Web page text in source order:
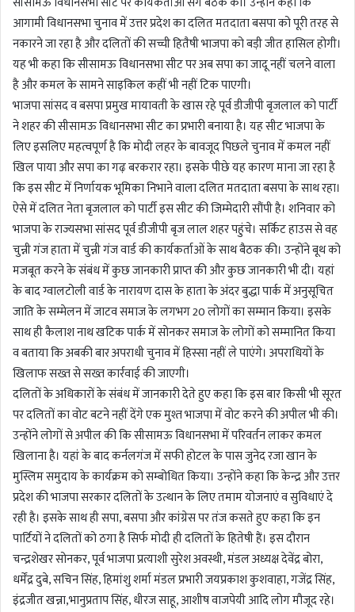
a
i
l
आगामी विधानसभा चुनाव में उत्तर प्रदेश का दलित मतदाता बसपा को पूरी तरह से
नकारने जा रहा है और दलितों की सच्ची हितैषी भाजपा को बड़ी जीत हासिल होगी।
यह भी कहा कि सीसामऊ विधानसभा सीट पर अब सपा का जादू नहीं चलने वाला
है और कमल के सामने साइकिल कहीं भी नहीं टिक पाएगी।
भाजपा सांसद व बसपा प्रमुख मायावती के खास रहे पूर्व डीजीपी बृजलाल को पार्टी
ने शहर की सीसामऊ विधानसभा सीट का प्रभारी बनाया है। यह सीट भाजपा के
लिए इसलिए महत्वपूर्ण है कि मोदी लहर के बावजूद पिछले चुनाव में कमल नहीं
खिल पाया और सपा का गढ़ बरकरार रहा। इसके पीछे यह कारण माना जा रहा है
कि इस सीट में निर्णायक भूमिका निभाने वाला दलित मतदाता बसपा के साथ रहा।
ऐसे में दलित नेता बृजलाल को पार्टी इस सीट की जिम्मेदारी सौंपी है। शनिवार को
भाजपा के राज्यसभा सांसद पूर्व डीजीपी बृज लाल शहर पहुंचे। सर्किट हाउस से वह
चुन्नी गंज हाता में चुन्नी गंज वार्ड की कार्यकर्ताओं के साथ बैठक की। उन्होंने बूथ को
मजबूत करने के संबंध में कुछ जानकारी प्राप्त की और कुछ जानकारी भी दी। यहां
के बाद ग्वालटोली वार्ड के नारायण दास के हाता के अंदर बुद्धा पार्क में अनुसूचित
जाति के सम्मेलन में जाटव समाज के लगभग 20 लोगों का सम्मान किया। इसके
साथ ही कैलाश नाथ खटिक पार्क में सोनकर समाज के लोगों को सम्मानित किया
व बताया कि अबकी बार अपराधी चुनाव में हिस्सा नहीं ले पाएंगे। अपराधियों के
खिलाफ सख्त से सख्त कार्रवाई की जाएगी।
दलितों के अधिकारों के संबंध में जानकारी देते हुए कहा कि इस बार किसी भी सूरत
पर दलितों का वोट बटने नहीं देंगे एक मुश्त भाजपा में वोट करने की अपील भी की।
उन्होंने लोगों से अपील की कि सीसामऊ विधानसभा में परिवर्तन लाकर कमल
खिलाना है। यहां के बाद कर्नलगंज में सफी होटल के पास जुनेद रजा खान के
मुस्लिम समुदाय के कार्यक्रम को सम्बोधित किया। उन्होंने कहा कि केन्द्र और उत्तर
प्रदेश की भाजपा सरकार दलितों के उत्थान के लिए तमाम योजनाएं व सुविधाएं दे
रही है। इसके साथ ही सपा, बसपा और कांग्रेस पर तंज कसते हुए कहा कि इन
पार्टियों ने दलितों को ठगा है सिर्फ मोदी ही दलितों के हितेषी हैं। इस दौरान
चन्द्रशेखर सोनकर, पूर्व भाजपा प्रत्याशी सुरेश अवस्थी, मंडल अध्यक्ष देवेंद्र बोरा,
धर्मेंद्र दुबे, सचिन सिंह, हिमांशु शर्मा मंडल प्रभारी जयप्रकाश कुशवाहा, गजेंद्र सिंह,
इंद्रजीत खन्ना,भानुप्रताप सिंह, धीरज साहू, आशीष वाजपेयी आदि लोग मौजूद रहे।